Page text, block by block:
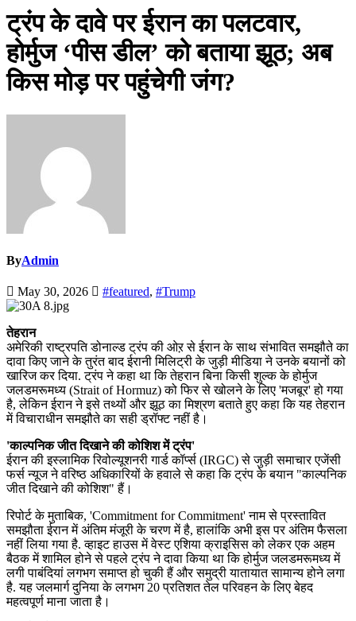
ट्रंप के दावे पर ईरान का पलटवार,
होर्मुज ‘पीस डील’ को बताया झूठ; अब
किस मोड़ पर पहुंचेगी जंग?
ByAdmin
May 30, 2026 #featured, #Trump
तेहरान
अमेरिकी राष्ट्रपति डोनाल्ड ट्रंप की ओऱ से ईरान के साथ संभावित समझौते का
दावा किए जाने के तुरंत बाद ईरानी मिलिट्री के जुड़ी मीडिया ने उनके बयानों को
खारिज कर दिया. ट्रंप ने कहा था कि तेहरान बिना किसी शुल्क के होर्मुज
जलडमरूमध्य (Strait of Hormuz) को फिर से खोलने के लिए 'मजबूर' हो गया
है, लेकिन ईरान ने इसे तथ्यों और झूठ का मिश्रण बताते हुए कहा कि यह तेहरान
में विचाराधीन समझौते का सही ड्रॉफ्ट नहीं है।
'काल्पनिक जीत दिखाने की कोशिश में ट्रंप'
ईरान की इस्लामिक रिवोल्यूशनरी गार्ड कॉर्प्स (IRGC) से जुड़ी समाचार एजेंसी
फर्स न्यूज ने वरिष्ठ अधिकारियों के हवाले से कहा कि ट्रंप के बयान "काल्पनिक
जीत दिखाने की कोशिश" हैं।
रिपोर्ट के मुताबिक, 'Commitment for Commitment' नाम से प्रस्तावित
समझौता ईरान में अंतिम मंजूरी के चरण में है, हालांकि अभी इस पर अंतिम फैसला
नहीं लिया गया है. व्हाइट हाउस में वेस्ट एशिया क्राइसिस को लेकर एक अहम
बैठक में शामिल होने से पहले ट्रंप ने दावा किया था कि होर्मुज जलडमरूमध्य में
लगी पाबंदियां लगभग समाप्त हो चुकी हैं और समुद्री यातायात सामान्य होने लगा
है. यह जलमार्ग दुनिया के लगभग 20 प्रतिशत तेल परिवहन के लिए बेहद
महत्वपूर्ण माना जाता है।